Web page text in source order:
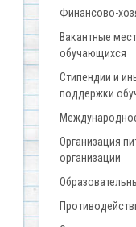
Финансово-
Вакантные
обучающихся
Стипендии и
поддержки
Организация
организации